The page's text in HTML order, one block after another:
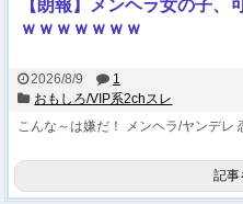
【朗報】メンヘラ女の子、
ｗｗｗｗｗｗｗ
2026/8/9
1
おもしろ/VIP系2chスレ
こんな～は嫌だ！
メンヘラ/ヤンデレ
記事